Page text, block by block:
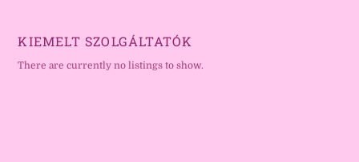
KIEMELT SZOLGÁLTATÓK
There are currently no listings to show.